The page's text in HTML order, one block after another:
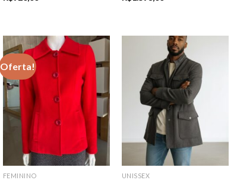
Oferta!
FEMININO UNISSEX